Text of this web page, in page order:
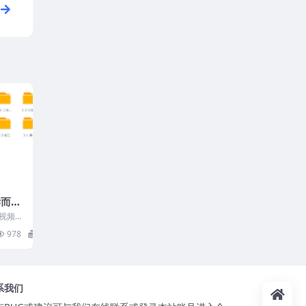
思
频与
的
978
我们